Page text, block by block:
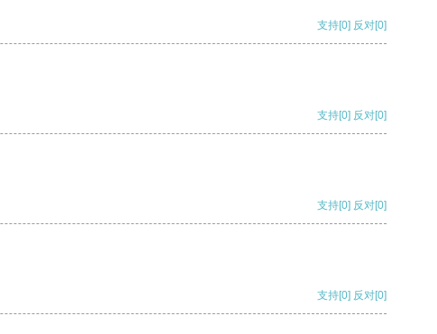
支持[0] 反对[0]
支持[0] 反对[0]
支持[0] 反对[0]
支持[0] 反对[0]